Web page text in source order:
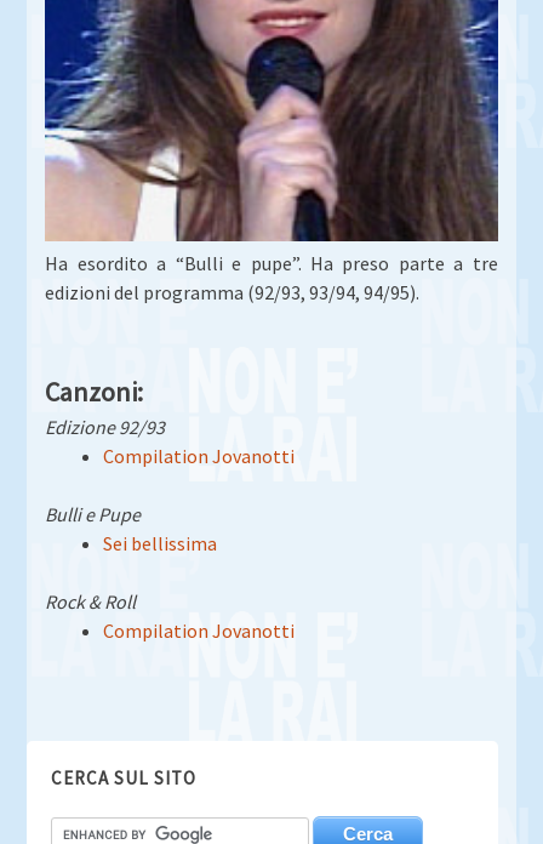
Ha esordito a “Bulli e pupe”. Ha preso parte a tre
edizioni del programma (92/93, 93/94, 94/95).
Canzoni:
Edizione 92/93
Compilation Jovanotti
Bulli e Pupe
Sei bellissima
Rock & Roll
Compilation Jovanotti
CERCA SUL SITO